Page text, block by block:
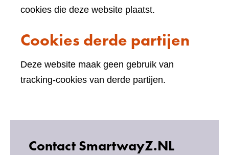
cookies die deze website plaatst.
Cookies derde partijen
Deze website maak geen gebruik van
tracking-cookies van derde partijen.
Contact SmartwayZ.NL